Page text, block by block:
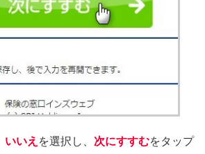
いいえ を選択し、 次にすすむをタップ